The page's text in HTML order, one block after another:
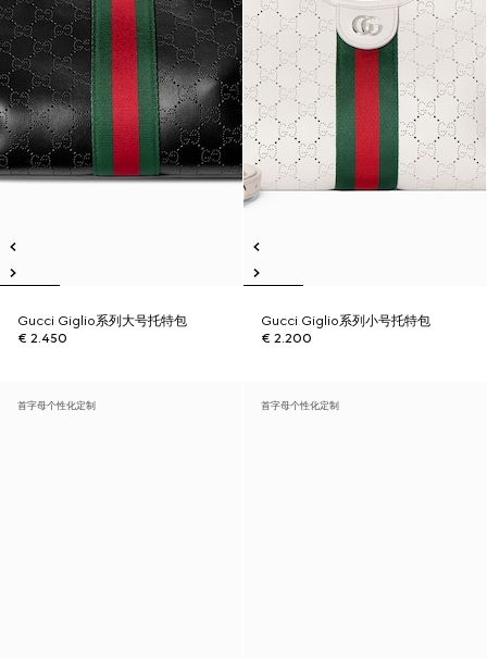
Gucci Giglio系列大号托特包
€ 2.450
Gucci Giglio系列小号托特包
€ 2.200
首字母个性化定制 首字母个性化定制